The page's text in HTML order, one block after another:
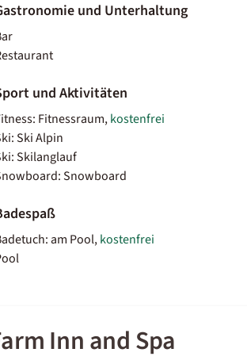
und Unterhaltung
und Aktivitäten
Fitnessraum,kostenfrei
Ski Alpin
Skilanglauf
Snowboard
am Pool,kostenfrei
Inn and Spa